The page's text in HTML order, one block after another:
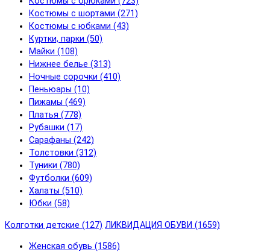
Костюмы с шортами (271)
Костюмы с юбками (43)
Куртки, парки (50)
Майки (108)
Нижнее белье (313)
Ночные сорочки (410)
Пеньюары (10)
Пижамы (469)
Платья (778)
Рубашки (17)
Сарафаны (242)
Толстовки (312)
Туники (780)
Футболки (609)
Халаты (510)
Юбки (58)
Колготки детские (127) ЛИКВИДАЦИЯ ОБУВИ (1659)
Женская обувь (1586)